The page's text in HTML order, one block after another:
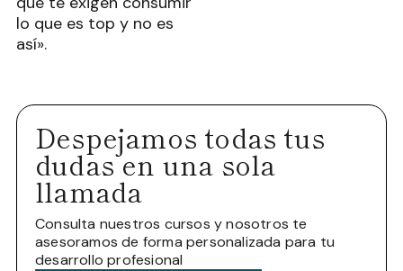
lo que es top y no es
así».
Despejamos todas tus
dudas en una sola
llamada
Consulta nuestros cursos y nosotros te
asesoramos de forma personalizada para tu
desarrollo profesional